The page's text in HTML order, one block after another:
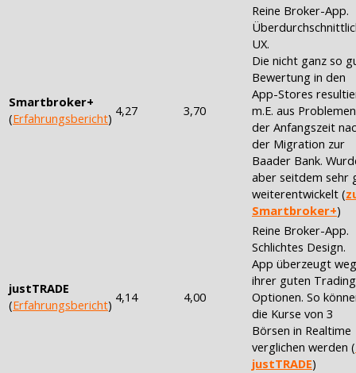
Smartbroker+
(Erfahrungsbericht) 4,27 3,70
Reine Broker-App.
UX.
Die nicht ganz so
Bewertung in den
App-Stores
m.E. aus
der Anfangszeit
der Migration zur
Baader Bank.
aber seitdem sehr
weiterentwickelt (
Smartbroker+)
justTRADE
(Erfahrungsbericht) 4,14 4,00
Reine Broker-App.
Schlichtes Design.
App überzeugt
ihrer guten
Optionen. So
die Kurse von 3
Börsen in Realtime
verglichen werden (
justTRADE)